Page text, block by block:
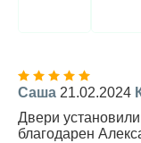
Саша 21.02.2024
Двери
благодарен